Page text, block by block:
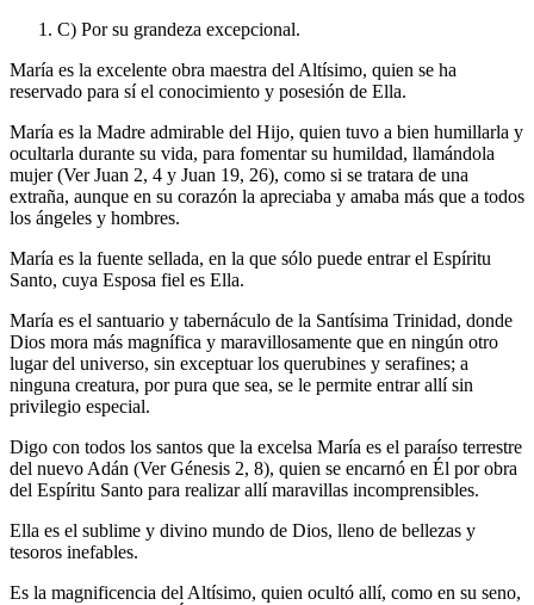
C) Por su grandeza excepcional.
María es la excelente obra maestra del Altísimo, quien se ha
reservado para sí el conocimiento y posesión de Ella.
María es la Madre admirable del Hijo, quien tuvo a bien humillarla y
ocultarla durante su vida, para fomentar su humildad, llamándola
mujer (Ver Juan 2, 4 y Juan 19, 26), como si se tratara de una
extraña, aunque en su corazón la apreciaba y amaba más que a todos
los ángeles y hombres.
María es la fuente sellada, en la que sólo puede entrar el Espíritu
Santo, cuya Esposa fiel es Ella.
María es el santuario y tabernáculo de la Santísima Trinidad, donde
Dios mora más magnífica y maravillosamente que en ningún otro
lugar del universo, sin exceptuar los querubines y serafines; a
ninguna creatura, por pura que sea, se le permite entrar allí sin
privilegio especial.
Digo con todos los santos que la excelsa María es el paraíso terrestre
del nuevo Adán (Ver Génesis 2, 8), quien se encarnó en Él por obra
del Espíritu Santo para realizar allí maravillas incomprensibles.
Ella es el sublime y divino mundo de Dios, lleno de bellezas y
tesoros inefables.
Es la magnificencia del Altísimo, quien ocultó allí, como en su seno,